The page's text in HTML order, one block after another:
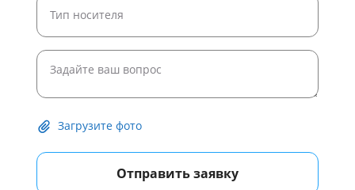
Загрузите фото
Отправить заявку